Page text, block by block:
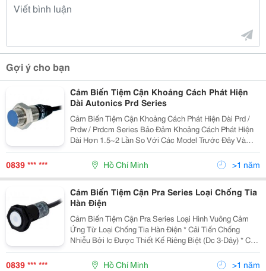
Gợi ý cho bạn
Cảm Biến Tiệm Cận Khoảng Cách Phát Hiện
Dài Autonics Prd Series
Cảm Biến Tiệm Cận Khoảng Cách Phát Hiện Dài Prd /
Prdw / Prdcm Series Bảo Đảm Khoảng Cách Phát Hiện
Dài Hơn 1.5~2 Lần So Với Các Model Trước Đây Và
Thực Hiện Với Đặc Tính Chống Nhiễu Siêu Đẳng Bậc
Nhất Thế Giới Bằng Ic Được Thiết Kế Chuyên Dụng.
0839 *** *** Hồ Chí Minh >1 năm
Cảm Biến Tiệm Cận Pra Series Loại Chống Tia
Hàn Điện
Cảm Biến Tiệm Cận Pra Series Loại Hình Vuông Cảm
Ứng Từ Loại Chống Tia Hàn Điện * Cải Tiến Chống
Nhiễu Bởi Ic Được Thiết Kế Riêng Biệt (Dc 3-Dây) * Có
Mạch Bảo Vệ Nối Ngược Cực Nguồn (Dc 3-Dây) * Có
Mạch Bảo Vệ Quá Áp (Dc/Ac) * Có Mạch Bảo Vệ Q
0839 *** *** Hồ Chí Minh >1 năm